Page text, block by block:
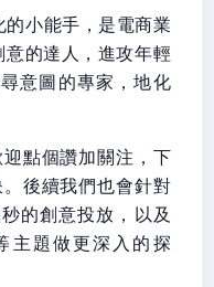
小能手，是電商業
的達人，進攻年輕
意圖的專家，地化
點個讚加關注，下
後續我們也會針對
的創意投放，以及
主題做更深入的探